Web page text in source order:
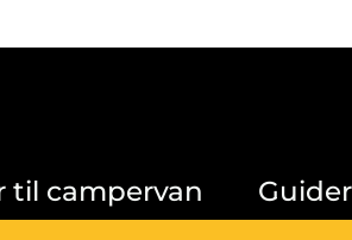
til campervan Guider
bak,
2015)